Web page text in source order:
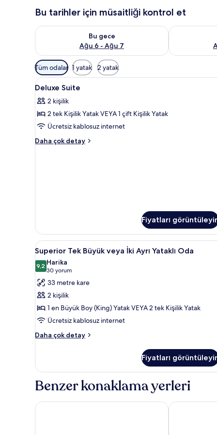
Bu tarihler için müsaitliği kontrol et
Bu gece
Ağu 6 - Ağu 7
Bu gece için müsaitliği kontrol et Ağu 6 - Ağu 7
Yarın için
Odalar
için
mevcut
Tüm odalar 1 yatak 2 yatak
Deluxe
Suite
için
tüm
fotoğrafları
görün
Minibar, odada kasa, masa,
5
Deluxe Suite
2 kişilik
2 tek Kişilik Yatak VEYA 1 çift Kişilik Yatak
Ücretsiz kablosuz internet
Daha çok detay
Deluxe
Fiyatları
Superior
Tek
Büyük
veya
İki
Ayrı
Yataklı
Oda
için
görün
Superior Tek Büyük veya İki
4
Superior Tek Büyük veya İki Ayrı Yataklı Oda
9,29,2 / 10
Harika
30 yorum
(30
yorum)
33 metre kare
2 kişilik
1 en Büyük Boy (King) Yatak VEYA 2 tek Kişilik Yatak
Ücretsiz kablosuz internet
Daha çok detay
Superior
İki
Yataklı
hakkında
Fiyatları
Benzer konaklama yerleri
ITC Hospitality - One Thibault Hotel Holiday Inn